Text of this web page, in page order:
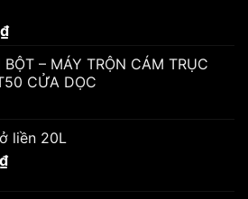
₫
BỘT – MÁY TRỘN CÁM TRỤC
CỬA DỌC
liền 20L
₫